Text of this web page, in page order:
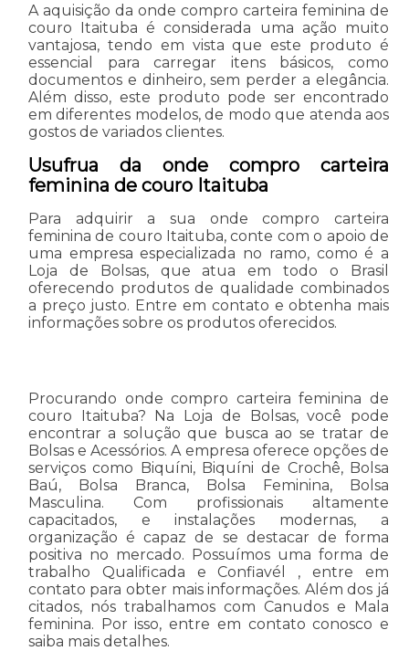
A aquisição da onde compro carteira feminina de
couro Itaituba é considerada uma ação muito
vantajosa, tendo em vista que este produto é
essencial para carregar itens básicos, como
documentos e dinheiro, sem perder a elegância.
Além disso, este produto pode ser encontrado
em diferentes modelos, de modo que atenda aos
gostos de variados clientes.
Usufrua da onde compro carteira
feminina de couro Itaituba
Para adquirir a sua onde compro carteira
feminina de couro Itaituba, conte com o apoio de
uma empresa especializada no ramo, como é a
Loja de Bolsas, que atua em todo o Brasil
oferecendo produtos de qualidade combinados
a preço justo. Entre em contato e obtenha mais
informações sobre os produtos oferecidos.
Procurando onde compro carteira feminina de
couro Itaituba? Na Loja de Bolsas, você pode
encontrar a solução que busca ao se tratar de
Bolsas e Acessórios. A empresa oferece opções de
serviços como Biquíni, Biquíni de Crochê, Bolsa
Baú, Bolsa Branca, Bolsa Feminina, Bolsa
Masculina. Com profissionais altamente
capacitados, e instalações modernas, a
organização é capaz de se destacar de forma
positiva no mercado. Possuímos uma forma de
trabalho Qualificada e Confiavél , entre em
contato para obter mais informações. Além dos já
citados, nós trabalhamos com Canudos e Mala
feminina. Por isso, entre em contato conosco e
saiba mais detalhes.